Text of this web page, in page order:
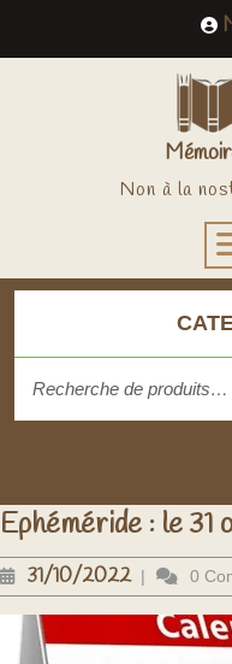
Non à la
pour :
Ephéméride : le 31
31/10/2022 31/10/
| 0